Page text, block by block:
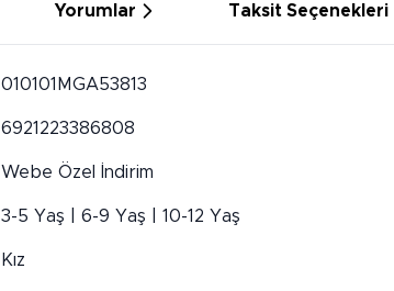
Yorumlar Taksit Seçenekleri
010101MGA53813
6921223386808
Webe Özel İndirim
3-5 Yaş | 6-9 Yaş | 10-12 Yaş
Kız